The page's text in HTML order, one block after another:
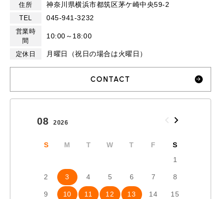
住所 神奈川県横浜市都筑区茅ケ崎中央59-2
TEL 045-941-3232
営業時
間
10:00～18:00
定休日 月曜日（祝日の場合は火曜日）
CONTACT
08 2026
S M T W T F
S
1
2 3 4 5 6 7 8
9 10 11 12 13 14 15